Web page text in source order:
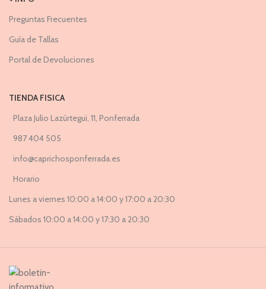
Preguntas Frecuentes
Guía de Tallas
Portal de Devoluciones
TIENDA FISICA
Plaza Julio Lazúrtegui, 11, Ponferrada
987 404 505
info@caprichosponferrada.es
Horario
Lunes a viernes 10:00 a 14:00 y 17:00 a 20:30
Sábados 10:00 a 14:00 y 17:30 a 20:30